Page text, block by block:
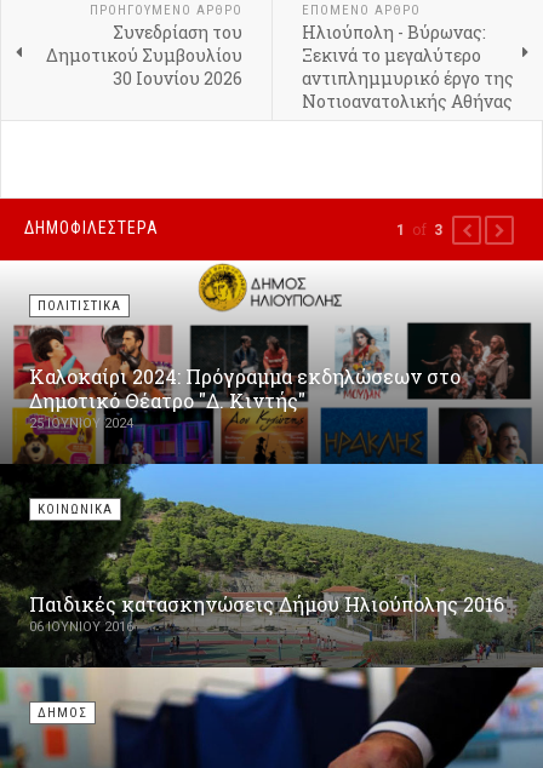
ΠΡΟΗΓΟΎΜΕΝΟ ΑΡΘΡΟ
Συνεδρίαση του
Δημοτικού Συμβουλίου
30 Ιουνίου 2026
ΕΠΟΜΕΝΟ ΑΡΘΡΟ
Ηλιούπολη - Βύρωνας:
Ξεκινά το μεγαλύτερο
αντιπλημμυρικό έργο της
Νοτιοανατολικής Αθήνας
ΔΗΜΟΦΙΛΕΣΤΕΡΑ
ΠΟΛΙΤΙΣΤΙΚΑ
Καλοκαίρι 2024: Πρόγραμμα εκδηλώσεων στο
Δημοτικό Θέατρο "Δ. Κιντής"
25 ΙΟΥΝΊΟΥ 2024
ΚΟΙΝΩΝΙΚΑ
Παιδικές κατασκηνώσεις Δήμου Ηλιούπολης 2016
06 ΙΟΥΝΊΟΥ 2016
ΔΗΜΟΣ
1 of 3 PREVIOUS
NEXT